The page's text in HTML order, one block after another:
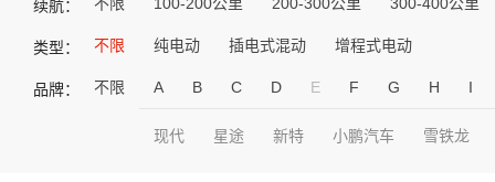
续航：
类型： 不限 纯电动 插电式混动 增程式电动
品牌： 不限 A B C D E F G H I
现代 星途 新特 小鹏汽车 雪铁龙